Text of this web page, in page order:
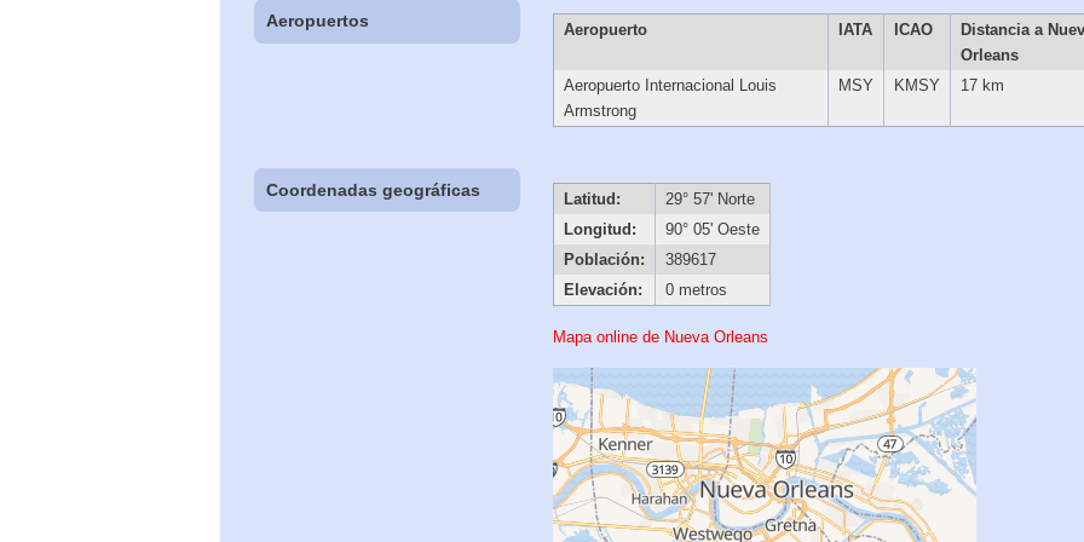
Aeropuertos Aeropuerto IATA ICAO
Distancia a
Orleans
Aeropuerto Internacional Louis
Armstrong
MSY KMSY 17 km
Coordenadas geográficas Latitud:
29° 57' Norte
Longitud:
90° 05' Oeste
Población:
389617
Elevación:
0 metros
Mapa online de Nueva Orleans